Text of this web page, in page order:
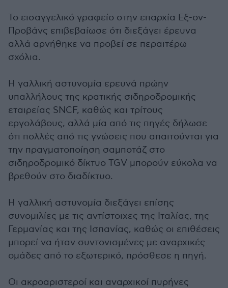
Το εισαγγελικό γραφείο στην επαρχία Εξ-ον-
Προβάνς επιβεβαίωσε ότι διεξάγει έρευνα
αλλά αρνήθηκε να προβεί σε περαιτέρω
σχόλια.
Η γαλλική αστυνομία ερευνά πρώην
υπαλλήλους της κρατικής σιδηροδρομικής
εταιρείας SNCF, καθώς και τρίτους
εργολάβους, αλλά μία από τις πηγές δήλωσε
ότι πολλές από τις γνώσεις που απαιτούνται για
την πραγματοποίηση σαμποτάζ στο
σιδηροδρομικό δίκτυο TGV μπορούν εύκολα να
βρεθούν στο διαδίκτυο.
Η γαλλική αστυνομία διεξάγει επίσης
συνομιλίες με τις αντίστοιχες της Ιταλίας, της
Γερμανίας και της Ισπανίας, καθώς οι επιθέσεις
μπορεί να ήταν συντονισμένες με αναρχικές
ομάδες από το εξωτερικό, πρόσθεσε η πηγή.
Οι ακροαριστεροί και αναρχικοί πυρήνες